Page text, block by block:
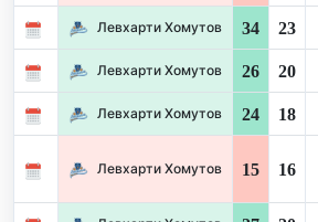
Левхарти Хомутов 34 23
Левхарти Хомутов 26 20
Левхарти Хомутов 24 18
Левхарти Хомутов 15 16